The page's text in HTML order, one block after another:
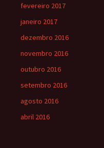
fevereiro 2017
janeiro 2017
dezembro 2016
novembro 2016
outubro 2016
setembro 2016
agosto 2016
abril 2016